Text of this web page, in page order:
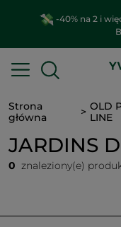
-40% na 2 i
Strona
główna
OLD
LINE
JARDINS
0 znaleziony(e)